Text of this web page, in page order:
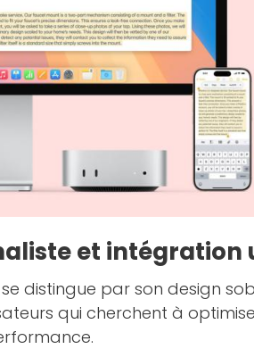
et intégration
distingue par son design
qui cherchent à